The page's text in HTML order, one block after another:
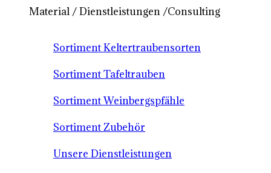
Material / Dienstleistungen /Consulting
Sortiment Keltertraubensorten
Sortiment Tafeltrauben
Sortiment Weinbergspfähle
Sortiment Zubehör
Unsere Dienstleistungen